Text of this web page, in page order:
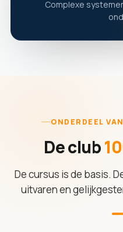
Complexe
ONDERDEEL
De club
De cursus is de basis.
uitvaren en